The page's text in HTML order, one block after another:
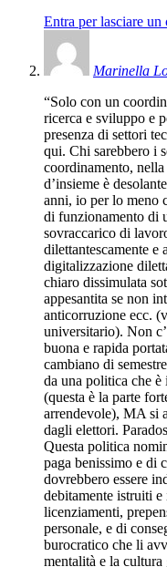
Entra per lasciare un
Marinella
“Solo con un
ricerca e sviluppo e
presenza di settori
qui. Chi sarebbero i
coordinamento,
d’insieme è
anni, io per lo meno
di funzionamento di
sovraccarico di
dilettantescamente
digitalizzazione
chiaro dissimulata
appesantita se non
anticorruzione ecc.
universitario). Non
buona e rapida
cambiano di
da una politica che è
(questa è la parte
arrendevole), MA si
dagli elettori.
Questa politica
paga benissimo e di
dovrebbero essere
debitamente istruiti
licenziamenti,
personale, e di
burocratico che li
mentalità e la cultura